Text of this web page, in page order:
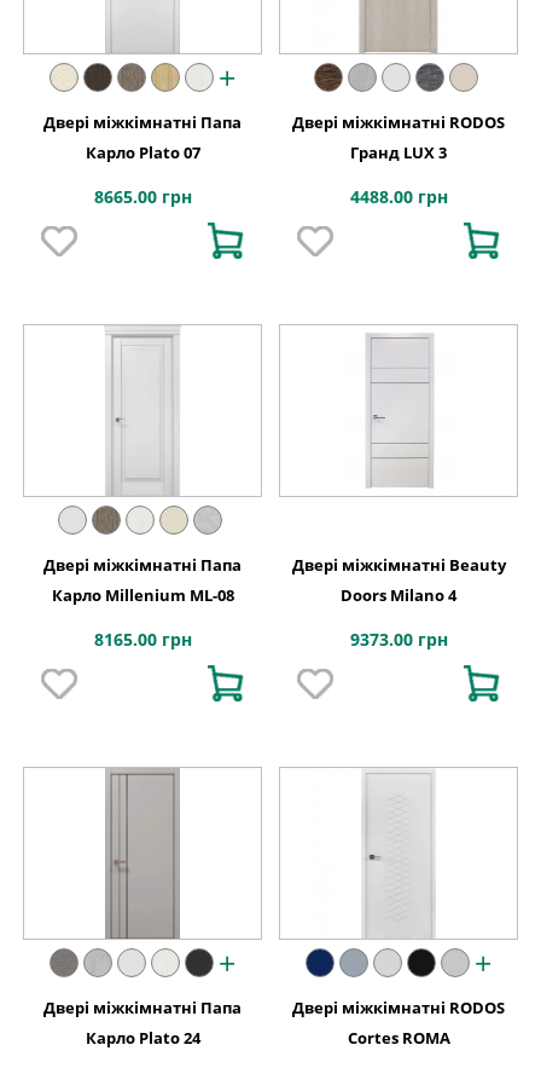
+
Двері міжкімнатні Папа
Карло Plato 07
8665.00 грн
Двері міжкімнатні RODOS
Гранд LUX 3
4488.00 грн
Двері міжкімнатні Папа
Карло Millenium ML-08
8165.00 грн
Двері міжкімнатні Beauty
Doors Milano 4
9373.00 грн
+
Двері міжкімнатні Папа
Карло Plato 24
+
Двері міжкімнатні RODOS
Cortes ROMA